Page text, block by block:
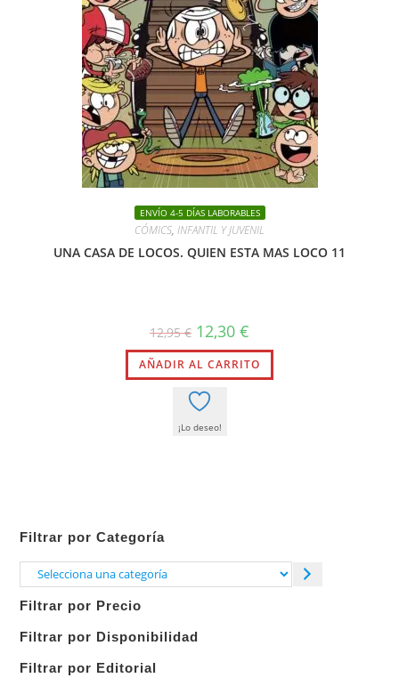
ENVÍO 4-5 DÍAS LABORABLES
CÓMICS, INFANTIL Y JUVENIL
UNA CASA DE LOCOS. QUIEN ESTA MAS LOCO 11
12,95€ El
precio
original
era:
12,95 €.
12,30 €
actual
es:
12,30 €.
AÑADIR AL CARRITO
¡Lo deseo!
Filtrar por Categoría
Selecciona
categoría
Filtrar por Precio
Filtrar por Disponibilidad
Filtrar por Editorial